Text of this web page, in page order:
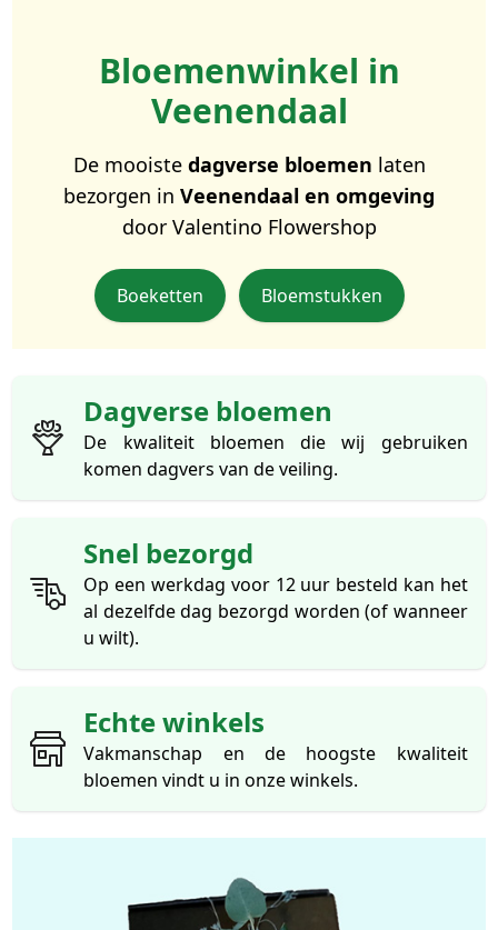
Bloemenwinkel in
Veenendaal
De mooiste dagverse bloemen laten
bezorgen in Veenendaal en omgeving
door Valentino Flowershop
Boeketten Bloemstukken
Dagverse bloemen
De kwaliteit bloemen die wij gebruiken
komen dagvers van de veiling.
Snel bezorgd
Op een werkdag voor 12 uur besteld kan het
al dezelfde dag bezorgd worden (of wanneer
u wilt).
Echte winkels
Vakmanschap en de hoogste kwaliteit
bloemen vindt u in onze winkels.